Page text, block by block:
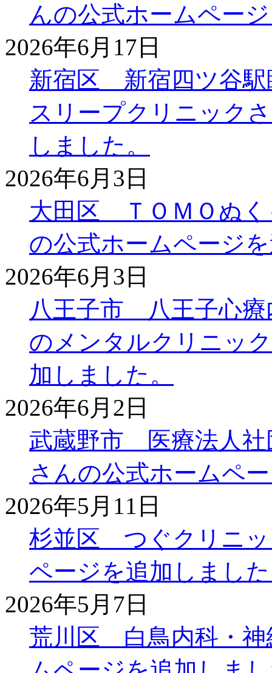
んの公式ホームペー
2026年6月17日
新宿区 新宿四ツ谷駅
スリープクリニック
しました。
2026年6月3日
大田区 ＴＯＭＯぬく
の公式ホームページ
2026年6月3日
八王子市 八王子心療
のメンタルクリニッ
加しました。
2026年6月2日
武蔵野市 医療法人
さんの公式ホームペ
2026年5月11日
杉並区 つぐクリニッ
ページを追加しまし
2026年5月7日
荒川区 白鳥内科・神